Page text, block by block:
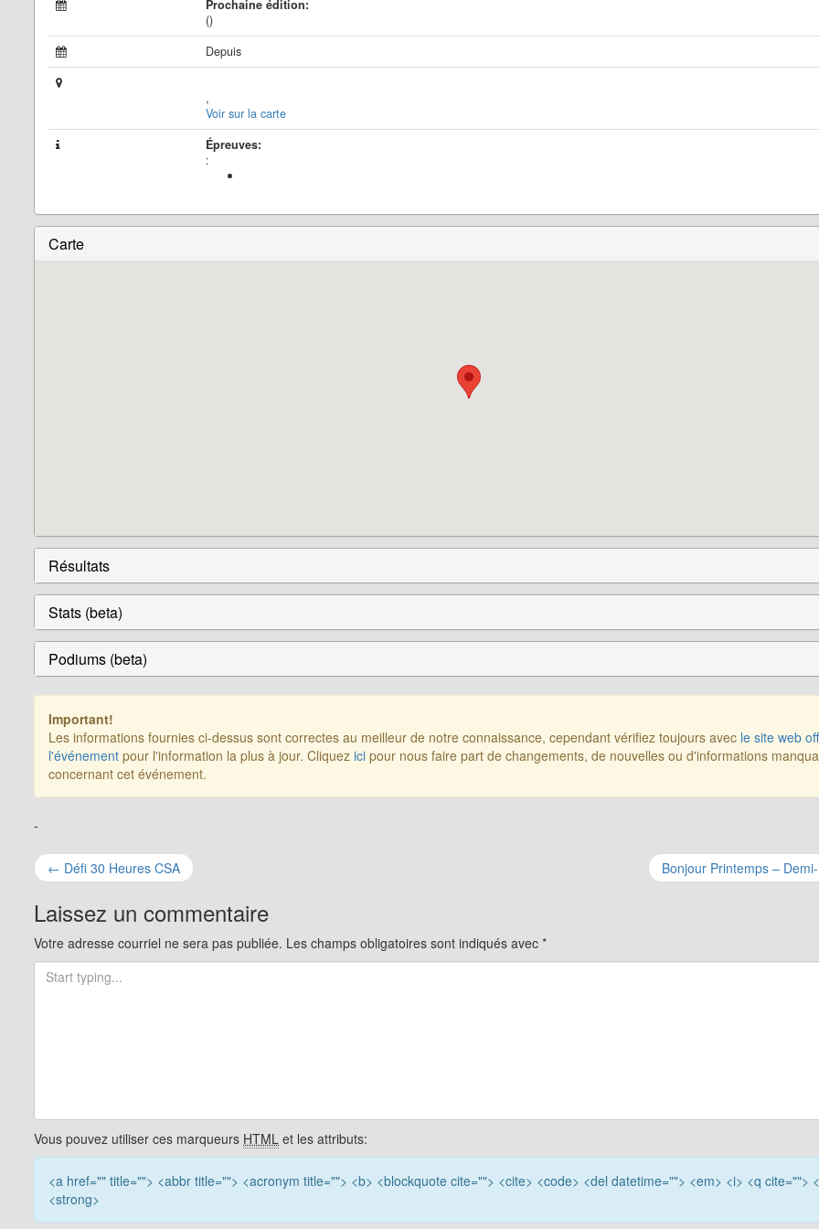
Prochaine édition:
()
Depuis
,
Voir sur la carte
Épreuves:
:
Carte
Résultats
Stats (beta)
Podiums (beta)
Important!
Les informations fournies ci-dessus sont correctes au meilleur de notre connaissance, cependant vérifiez toujours avec le site web
l'événement pour l'information la plus à jour. Cliquez ici pour nous faire part de changements, de nouvelles ou d'informations
concernant cet événement.
-
Navigation
pour
les
articles
← Défi 30 Heures CSA Bonjour Printemps –
Laissez un commentaire
Votre adresse courriel ne sera pas publiée. Les champs obligatoires sont indiqués avec *
Vous pouvez utiliser ces marqueurs HTML et les attributs:
<a href="" title=""> <abbr title=""> <acronym title=""> <b> <blockquote cite=""> <cite> <code> <del datetime=""> <em> <i> <q cite="">
<strong>